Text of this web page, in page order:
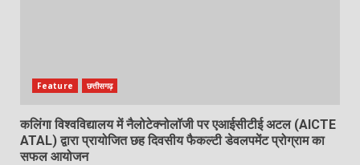
Feature छत्तीसगढ़
कलिंगा विश्वविद्यालय में नैलोटेक्नोलॉजी पर एआईसीटीई अटल (AICTE
ATAL) द्वारा प्रायोजित छह दिवसीय फैकल्टी डेवलपमेंट प्रोग्राम का
सफल आयोजन